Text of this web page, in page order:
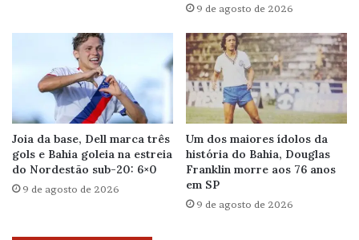
9 de agosto de 2026
Joia da base, Dell marca três
gols e Bahia goleia na estreia
do Nordestão sub-20: 6×0
9 de agosto de 2026
Um dos maiores ídolos da
história do Bahia, Douglas
Franklin morre aos 76 anos
em SP
9 de agosto de 2026